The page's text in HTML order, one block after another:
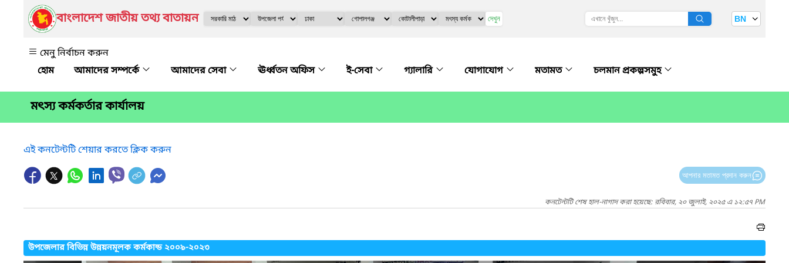
বাংলাদেশ জাতীয় তথ্য বাতায়ন দেখুন BN
মেনু নির্বাচন করুন
আমাদের সম্পর্কে
আমাদের সেবা ঊর্ধ্বতন অফিস ই-সেবা গ্যালারি যোগাযোগ মতামত চলমান প্রকল্পসমুহ
মৎস্য কর্মকর্তার কার্যালয়
এই কনটেন্টটি শেয়ার করতে ক্লিক করুন
আপনার মতামত প্রদান করুন
কনটেন্টটি শেষ হাল-নাগাদ করা হয়েছে: রবিবার, ২০ জুলাই, ২০২৫ এ ১২:৫৭ PM
উপজেলার বিভিন্ন উন্নয়নমূলক কর্মকান্ড ২০০৯-২০২৩